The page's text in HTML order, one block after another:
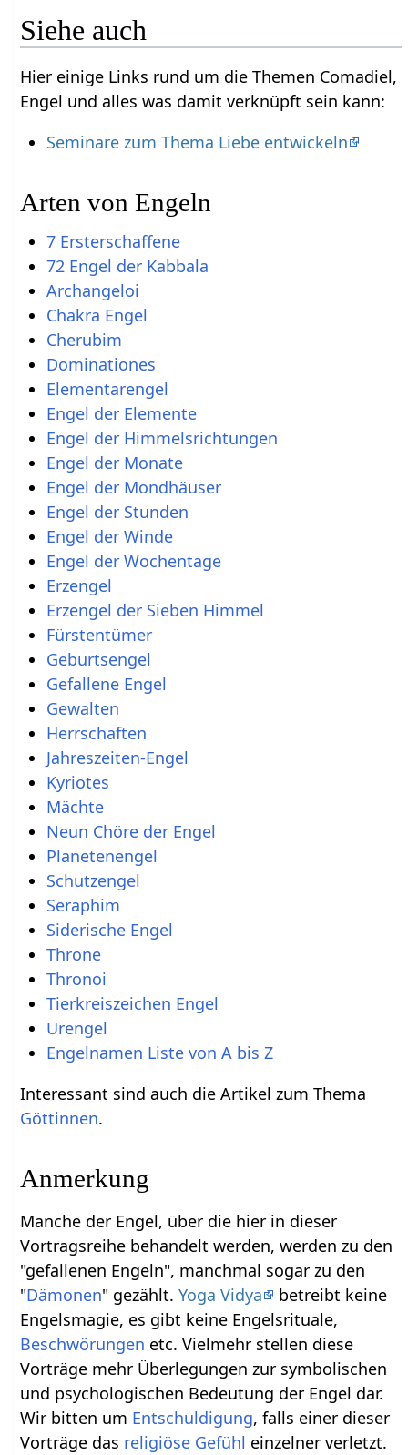
Siehe auch
Hier einige Links rund um die Themen Comadiel,
Engel und alles was damit verknüpft sein kann:
Seminare zum Thema Liebe entwickeln
Arten von Engeln
7 Ersterschaffene
72 Engel der Kabbala
Archangeloi
Chakra Engel
Cherubim
Dominationes
Elementarengel
Engel der Elemente
Engel der Himmelsrichtungen
Engel der Monate
Engel der Mondhäuser
Engel der Stunden
Engel der Winde
Engel der Wochentage
Erzengel
Erzengel der Sieben Himmel
Fürstentümer
Geburtsengel
Gefallene Engel
Gewalten
Herrschaften
Jahreszeiten-Engel
Kyriotes
Mächte
Neun Chöre der Engel
Planetenengel
Schutzengel
Seraphim
Siderische Engel
Throne
Thronoi
Tierkreiszeichen Engel
Urengel
Engelnamen Liste von A bis Z
Interessant sind auch die Artikel zum Thema
Göttinnen.
Anmerkung
Manche der Engel, über die hier in dieser
Vortragsreihe behandelt werden, werden zu den
"gefallenen Engeln", manchmal sogar zu den
"Dämonen" gezählt.Yoga Vidya
betreibt keine
Engelsmagie, es gibt keine Engelsrituale,
Beschwörungen etc. Vielmehr stellen diese
Vorträge mehr Überlegungen zur symbolischen
und psychologischen Bedeutung der Engel dar.
Wir bitten um Entschuldigung, falls einer dieser
Vorträge das religiöse Gefühl einzelner verletzt.